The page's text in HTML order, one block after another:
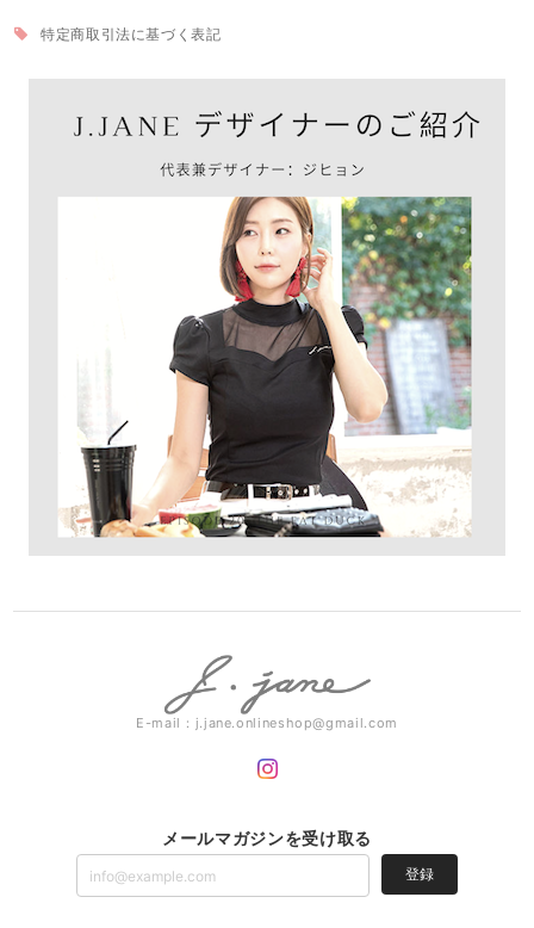
特定商取引法に基づく表記
E-mail： j.jane.onlineshop@gmail.com
メールマガジンを受け取る
登録